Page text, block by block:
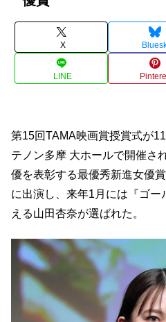
X
LINE
第15回TAMA映画賞授賞式が
テノン多摩 大ホールで開催さ
優を表彰する最優秀新進女優
に出演し、来年1月には『ゴ
える山田杏奈が選ばれた。